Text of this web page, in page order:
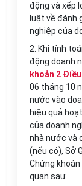
động và xếp
luật về đánh
nghiệp của
2. Khi tính
động doanh
khoản 2
06 tháng 10
nước vào
hiệu quả
của doanh
nhà nước và
(nếu có), Sở
Chứng
quan sau: